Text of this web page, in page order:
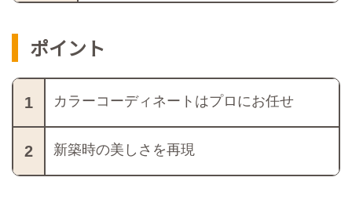
ポイント
1 カラーコーディネートはプロにお任せ
2 新築時の美しさを再現